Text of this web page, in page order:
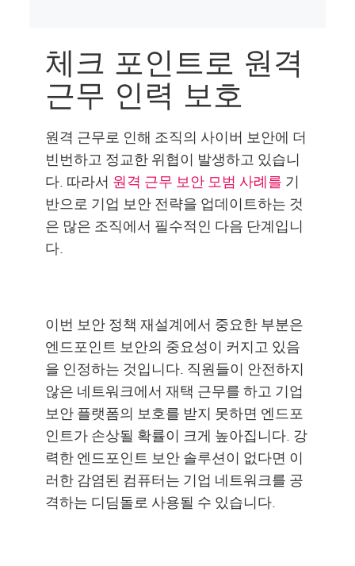
체크 포인트로 원격
근무 인력 보호
원격 근무로 인해 조직의 사이버 보안에 더
빈번하고 정교한 위협이 발생하고 있습니
다. 따라서 원격 근무 보안 모범 사례를 기
반으로 기업 보안 전략을 업데이트하는 것
은 많은 조직에서 필수적인 다음 단계입니
다.
이번 보안 정책 재설계에서 중요한 부분은
엔드포인트 보안의 중요성이 커지고 있음
을 인정하는 것입니다. 직원들이 안전하지
않은 네트워크에서 재택 근무를 하고 기업
보안 플랫폼의 보호를 받지 못하면 엔드포
인트가 손상될 확률이 크게 높아집니다. 강
력한 엔드포인트 보안 솔루션이 없다면 이
러한 감염된 컴퓨터는 기업 네트워크를 공
격하는 디딤돌로 사용될 수 있습니다.